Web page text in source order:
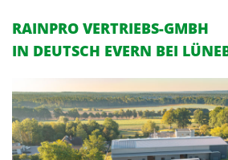
RAINPRO VERTRIEBS-GMBH
IN DEUTSCH EVERN BEI